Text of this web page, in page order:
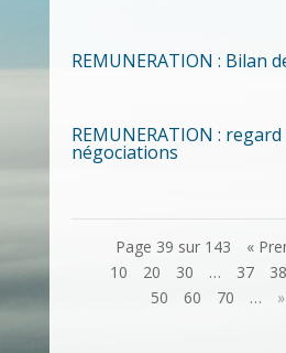
REMUNERATION : Bilan
REMUNERATION :
négociations
Page 39 sur 143 «
10
20 30 … 37 38
50
60 70 … »